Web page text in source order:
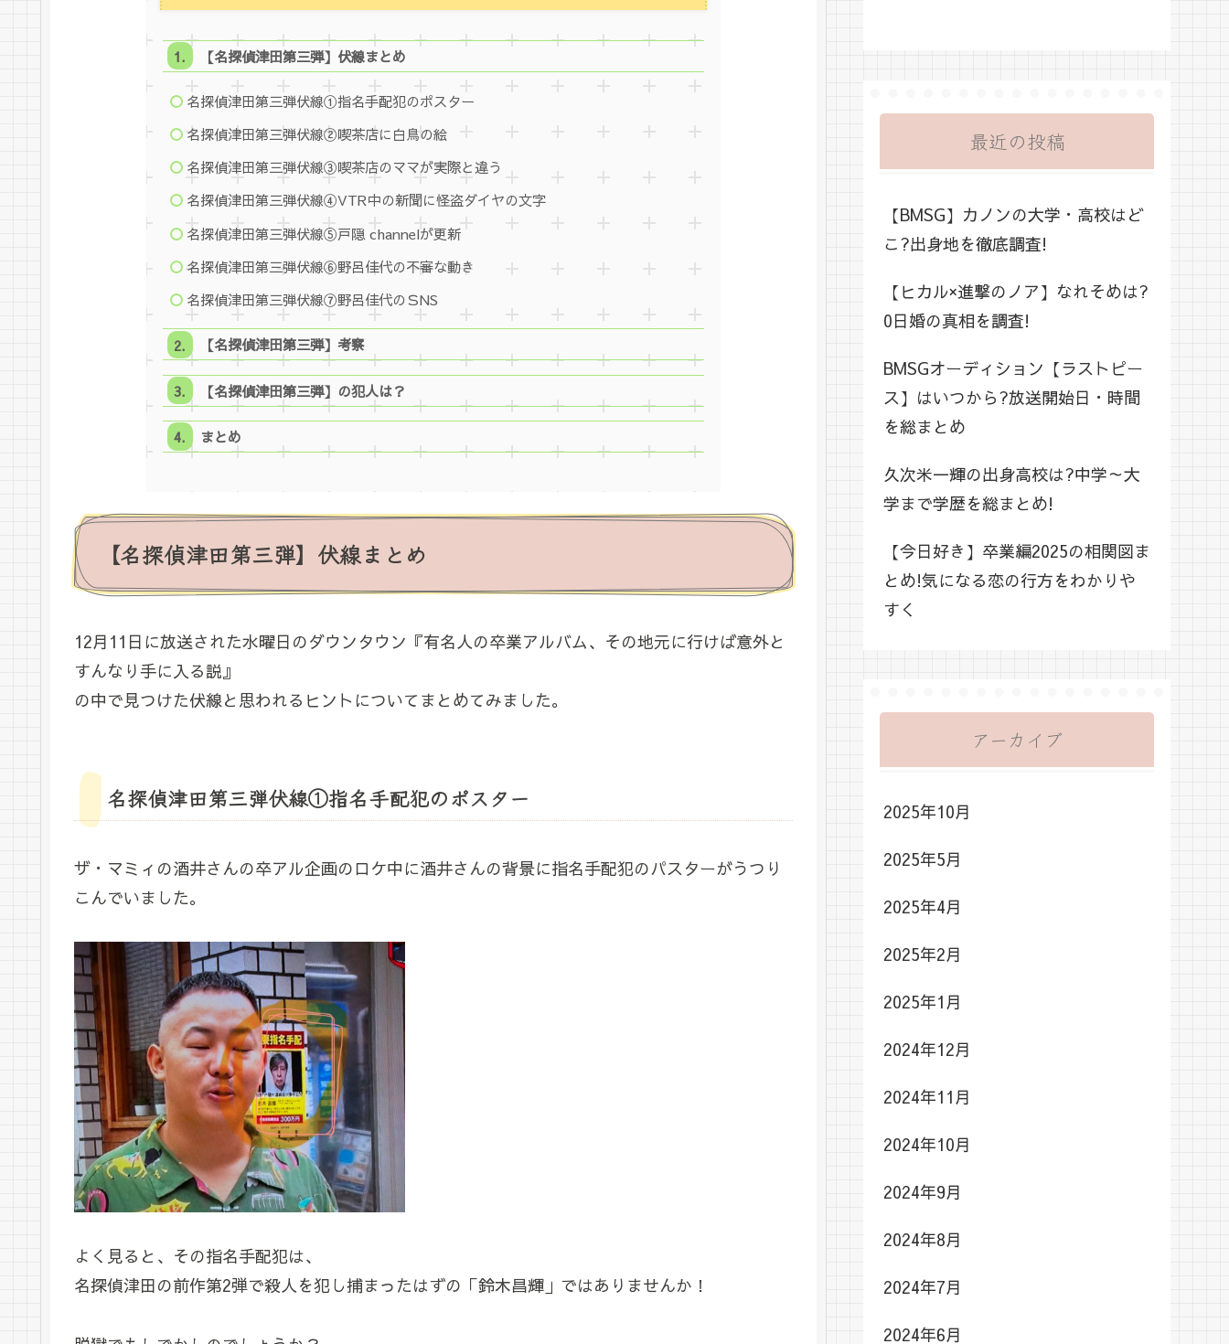
【名探偵津田第三弾】伏線まとめ
名探偵津田第三弾伏線①指名手配犯のポスター
名探偵津田第三弾伏線②喫茶店に白鳥の絵
名探偵津田第三弾伏線③喫茶店のママが実際と違う
名探偵津田第三弾伏線④VTR中の新聞に怪盗ダイヤの文字
名探偵津田第三弾伏線⑤戸隠 channelが更新
名探偵津田第三弾伏線⑥野呂佳代の不審な動き
名探偵津田第三弾伏線⑦野呂佳代のＳNS
【名探偵津田第三弾】考察
【名探偵津田第三弾】の犯人は？
まとめ
【名探偵津田第三弾】伏線まとめ
12月11日に放送された水曜日のダウンタウン『有名人の卒業アルバム、その地元に行けば意外と
すんなり手に入る説』
の中で見つけた伏線と思われるヒントについてまとめてみました。
名探偵津田第三弾伏線①指名手配犯のポスター
ザ・マミィの酒井さんの卒アル企画のロケ中に酒井さんの背景に指名手配犯のパスターがうつり
こんでいました。
よく見ると、その指名手配犯は、
名探偵津田の前作第2弾で殺人を犯し捕まったはずの「鈴木昌輝」ではありませんか！
最近の投稿
【BMSG】カノンの大学・高校はど
こ?出身地を徹底調査!
【ヒカル×進撃のノア】なれそめは?
0日婚の真相を調査!
BMSGオーディション【ラストピー
ス】はいつから?放送開始日・時間
を総まとめ
久次米一輝の出身高校は?中学～大
学まで学歴を総まとめ!
【今日好き】卒業編2025の相関図ま
とめ!気になる恋の行方をわかりや
すく
アーカイブ
2025年10月
2025年5月
2025年4月
2025年2月
2025年1月
2024年12月
2024年11月
2024年10月
2024年9月
2024年8月
2024年7月
2024年6月